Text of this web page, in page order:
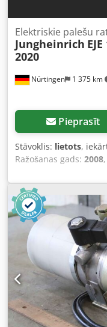
Nürtingen 1 375 km
Elektriskie palešu
Jungheinrich
2020
Pieprasīt
Stāvoklis: lietots,
Ražošanas gads: 2008
,
smaguma centrs:600
masta veids:
cits,
kopējais svars:
577 kg
Sērijas numurs: